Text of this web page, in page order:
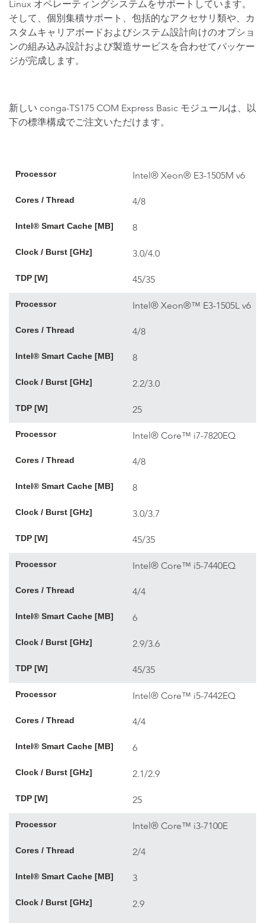
Linux オペレーティングシステムをサポートしています。
そして、個別集積サポート、包括的なアクセサリ類や、カ
スタムキャリアボードおよびシステム設計向けのオプショ
ンの組み込み設計および製造サービスを合わせてパッケー
ジが完成します。
新しい conga-TS175 COM Express Basic モジュールは、以
下の標準構成でご注文いただけます。
Processor Intel® Xeon® E3-1505M v6
Cores / Thread 4/8
Intel® Smart Cache [MB] 8
Clock / Burst [GHz] 3.0/4.0
TDP [W] 45/35
Processor Intel® Xeon®™ E3-1505L v6
Cores / Thread 4/8
Intel® Smart Cache [MB] 8
Clock / Burst [GHz] 2.2/3.0
TDP [W] 25
Processor Intel® Core™ i7-7820EQ
Cores / Thread 4/8
Intel® Smart Cache [MB] 8
Clock / Burst [GHz] 3.0/3.7
TDP [W] 45/35
Processor Intel® Core™ i5-7440EQ
Cores / Thread 4/4
Intel® Smart Cache [MB] 6
Clock / Burst [GHz] 2.9/3.6
TDP [W] 45/35
Processor Intel® Core™ i5-7442EQ
Cores / Thread 4/4
Intel® Smart Cache [MB] 6
Clock / Burst [GHz] 2.1/2.9
TDP [W] 25
Processor Intel® Core™ i3-7100E
Cores / Thread 2/4
Intel® Smart Cache [MB] 3
Clock / Burst [GHz] 2.9